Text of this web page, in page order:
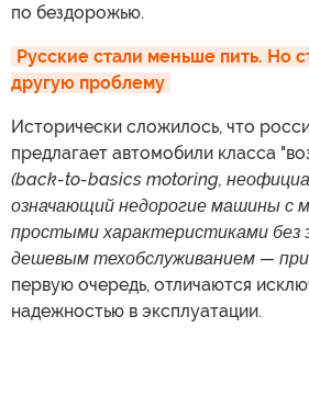
по бездорожью.
Русские стали меньше пить. Но
другую проблему
Исторически сложилось, что
предлагает автомобили класса
(back-to-basics motoring,
означающий недорогие машины с
простыми характеристиками без
дешевым техобслуживанием —
первую очередь, отличаются
надежностью в эксплуатации.